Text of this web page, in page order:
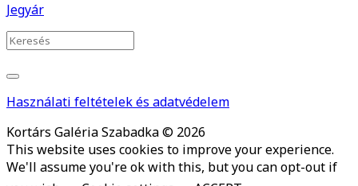
Jegyár
Használati feltételek és adatvédelem
Kortárs Galéria Szabadka © 2026
This website uses cookies to improve your experience.
We'll assume you're ok with this, but you can opt-out if